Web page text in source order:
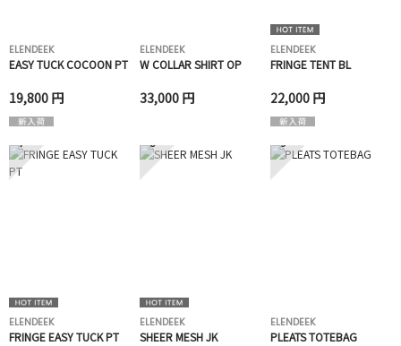
ELENDEEK
EASY TUCK COCOON PT
19,800 円
ELENDEEK
W COLLAR SHIRT OP
33,000 円
ELENDEEK
FRINGE TENT BL
22,000 円
7
ELENDEEK
FRINGE EASY TUCK PT
8
ELENDEEK
SHEER MESH JK
9
ELENDEEK
PLEATS TOTEBAG